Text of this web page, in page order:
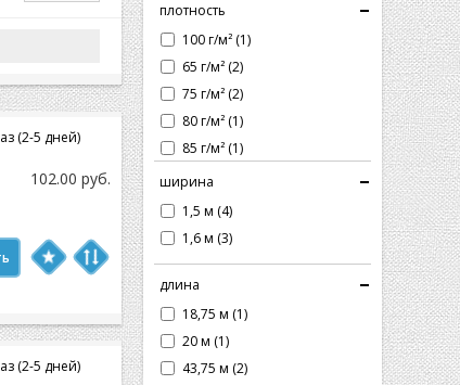
плотность
100 г/м² (1)
65 г/м² (2)
75 г/м² (2)
80 г/м² (1)
85 г/м² (1)
ширина
1,5 м (4)
1,6 м (3)
длина
18,75 м (1)
20 м (1)
43,75 м (2)
(2-5 дней)
102.00 руб.
(2-5 дней)